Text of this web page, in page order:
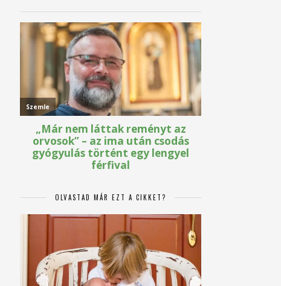
OLVASTAD MÁR EZT A CIKKET?